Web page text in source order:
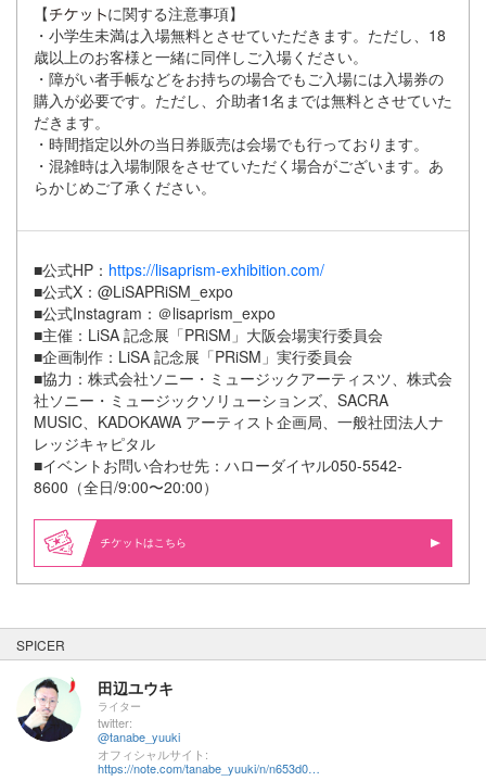
【
に関する注意事項】
・小学生未満は入場無料とさせていただきます。ただし、18
歳以上のお客様と一緒に同伴しご入場ください。
・障がい者手帳などをお持ちの場合でもご入場には入場券の
購入が必要です。ただし、介助者1名までは無料とさせていた
だきます。
・時間指定以外の当日券販売は会場でも行っております。
・混雑時は入場制限をさせていただく場合がございます。あ
らかじめご了承ください。
■公式HP： https://lisaprism-exhibition.com/
■公式X：@LiSAPRiSM_expo
■公式Instagram：＠lisaprism_expo
■主催：LiSA 記念展「PRiSM」大阪会場実行委員会
■企画制作：LiSA 記念展「PRiSM」実行委員会
■協力：株式会社ソニー・ミュージックアーティスツ、株式会
社ソニー・ミュージックソリューションズ、SACRA
MUSIC、KADOKAWA アーティスト企画局、一般社団法人ナ
レッジキャピタル
■イベントお問い合わせ先：ハローダイヤル050-5542-
8600（全日/9:00〜20:00）
はこちら
SPICER
田辺ユウキ
ライター
twitter:
@tanabe_yuuki
オフィシャルサイト:
https://note.com/tanabe_yuuki/n/n653d0b0f96d7